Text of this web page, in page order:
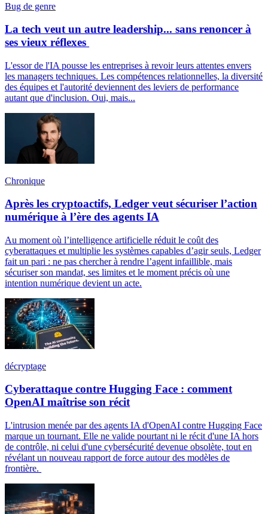
Bug de genre
La tech veut un autre leadership... sans renoncer à
ses vieux réflexes
L'essor de l'IA pousse les entreprises à revoir leurs attentes envers
les managers techniques. Les compétences relationnelles, la diversité
des équipes et l'autorité deviennent des leviers de performance
autant que d'inclusion. Oui, mais...
Chronique
Après les cryptoactifs, Ledger veut sécuriser l’action
numérique à l’ère des agents IA
Au moment où l’intelligence artificielle réduit le coût des
cyberattaques et multiplie les systèmes capables d’agir seuls, Ledger
fait un pari : ne pas chercher à rendre l’agent infaillible, mais
sécuriser son mandat, ses limites et le moment précis où une
intention numérique devient un acte.
décryptage
Cyberattaque contre Hugging Face : comment
OpenAI maîtrise son récit
L'intrusion menée par des agents IA d'OpenAI contre Hugging Face
marque un tournant. Elle ne valide pourtant ni le récit d'une IA hors
de contrôle, ni celui d'une cybersécurité devenue obsolète, tout en
révélant un nouveau rapport de force autour des modèles de
frontière.